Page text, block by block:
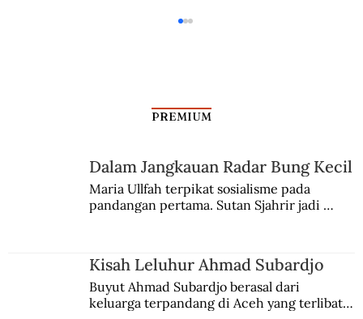
Corruption: The End of the VOC
PREMIUM
Dalam Jangkauan Radar Bung Kecil
Maria Ullfah terpikat sosialisme pada
pandangan pertama. Sutan Sjahrir jadi
Kisah Leluhur Ahmad Subardjo
Buyut Ahmad Subardjo berasal dari
keluarga terpandang di Aceh yang terlibat